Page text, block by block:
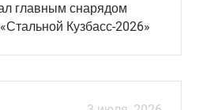
главным снарядом
Кузбасс-2026»